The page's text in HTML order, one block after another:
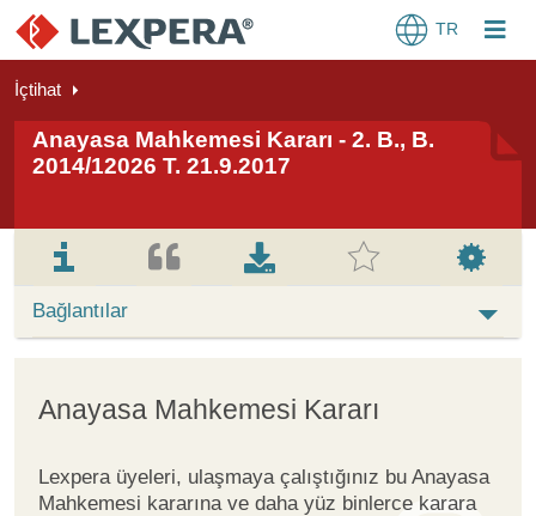
TR
İçtihat
Anayasa Mahkemesi Kararı - 2. B., B.
2014/12026 T. 21.9.2017
Bağlantılar
Anayasa Mahkemesi Kararı
Lexpera üyeleri, ulaşmaya çalıştığınız bu Anayasa
Mahkemesi kararına ve daha yüz binlerce karara